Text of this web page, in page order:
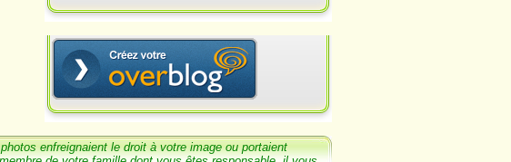
enfreignaient le droit à votre image ou portaient